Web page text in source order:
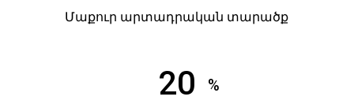
Մաքուր արտադրական տարածք
20 %